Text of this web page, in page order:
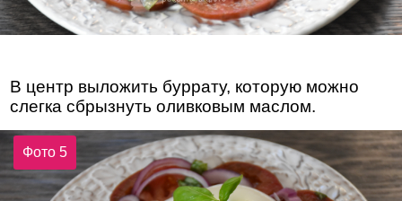
В центр выложить буррату, которую можно
слегка сбрызнуть оливковым маслом.
Фото 5